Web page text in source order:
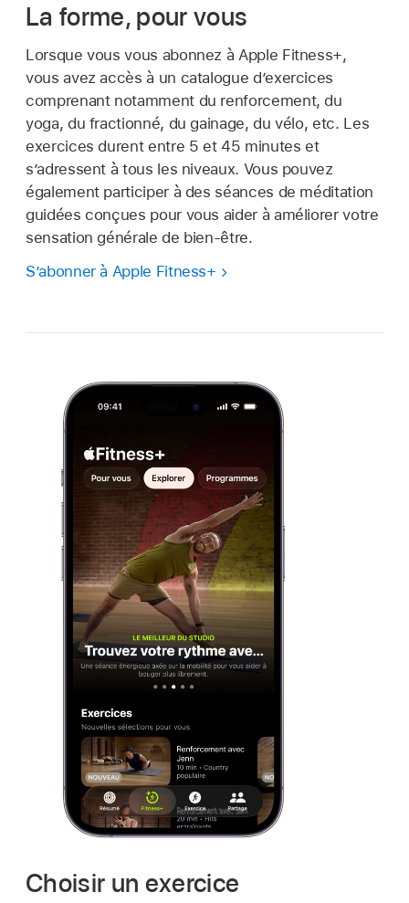
La forme, pour vous
Lorsque vous vous abonnez à Apple Fitness+,
vous avez accès à un catalogue d’exercices
comprenant notamment du renforcement, du
yoga, du fractionné, du gainage, du vélo, etc. Les
exercices durent entre 5 et 45 minutes et
s’adressent à tous les niveaux. Vous pouvez
également participer à des séances de méditation
guidées conçues pour vous aider à améliorer votre
sensation générale de bien-être.
S’abonner à Apple Fitness+
Choisir un exercice